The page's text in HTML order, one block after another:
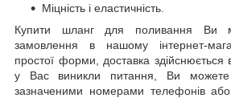
Міцність і еластичність.
Купити шланг для поливання Ви
замовлення в нашому інтернет-
простої форми, доставка
у Вас виникли питання, Ви можете
зазначеними номерами телефонів